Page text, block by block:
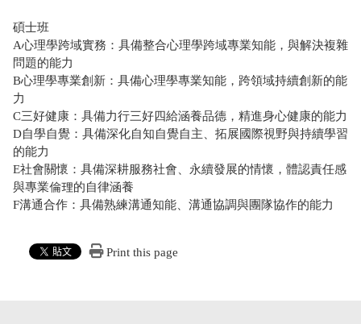
碩士班
A心理學跨域實務：具備整合心理學跨域專業知能，與解決複雜
問題的能力
B心理學專業創新：具備心理學專業知能，跨領域持續創新的能
力
C三好健康：具備力行三好四給涵養品德，精進身心健康的能力
D自學自覺：具備深化自知自覺自主、拓展國際視野與持續學習
的能力
E社會關懷：具備深耕服務社會、永續發展的情懷，體認責任感
與專業倫理的自律涵養
F溝通合作：具備熟練溝通知能、溝通協調與團隊協作的能力
Print this page